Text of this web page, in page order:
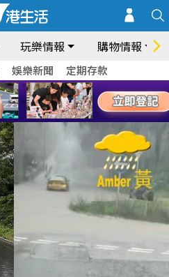
玩樂情報 購物情報
娛樂新聞 定期存款